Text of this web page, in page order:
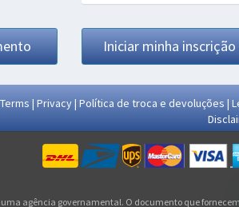
Iniciar minha inscrição
Terms | Privacy| Política de troca e devoluções |
agência governamental. O documento que